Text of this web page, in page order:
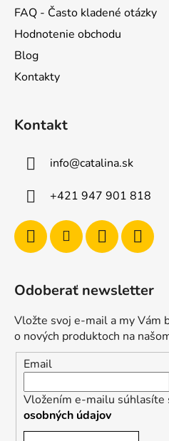
FAQ - Často kladené otázky
Hodnotenie obchodu
Blog
Kontakty
Kontakt
info@catalina.sk
+421 947 901 818
Odoberať newsletter
Vložte svoj e-mail a my Vám
o nových produktoch na
Email
Vložením e-mailu súhlasíte
osobných údajov